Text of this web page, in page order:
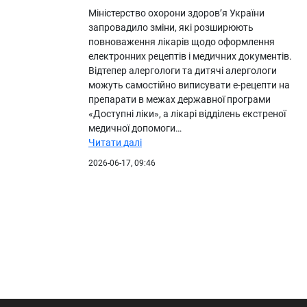
Міністерство охорони здоров’я України
запровадило зміни, які розширюють
повноваження лікарів щодо оформлення
електронних рецептів і медичних документів.
Відтепер алергологи та дитячі алергологи
можуть самостійно виписувати е-рецепти на
препарати в межах державної програми
«Доступні ліки», а лікарі відділень екстреної
медичної допомоги…
Читати далі
2026-06-17, 09:46